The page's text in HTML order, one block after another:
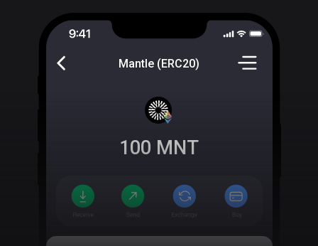
Mantle (ERC20)
100 MNT